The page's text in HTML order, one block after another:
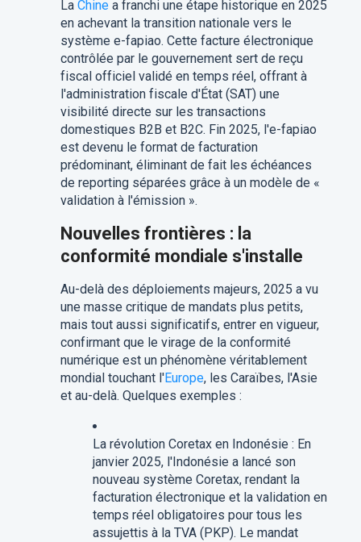
La Chinea franchi une étape historique en 2025
en achevant la transition nationale vers le
système e-fapiao. Cette facture électronique
contrôlée par le gouvernement sert de reçu
fiscal officiel validé en temps réel, offrant à
l'administration fiscale d'État (SAT) une
visibilité directe sur les transactions
domestiques B2B et B2C. Fin 2025, l'e-fapiao
est devenu le format de facturation
prédominant, éliminant de fait les échéances
de reporting séparées grâce à un modèle de «
validation à l'émission ».
Nouvelles frontières : la
conformité mondiale s'installe
Au-delà des déploiements majeurs, 2025 a vu
une masse critique de mandats plus petits,
mais tout aussi significatifs, entrer en vigueur,
confirmant que le virage de la conformité
numérique est un phénomène véritablement
mondial touchant l'Europe, les Caraïbes, l'Asie
et au-delà. Quelques exemples :
La révolution Coretax en Indonésie : En
janvier 2025, l'Indonésie a lancé son
nouveau système Coretax, rendant la
facturation électronique et la validation en
temps réel obligatoires pour tous les
assujettis à la TVA (PKP). Le mandat